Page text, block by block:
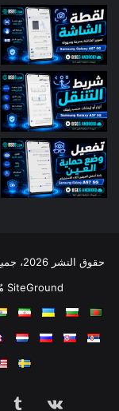
© حقوق النشر 2026، جميع الحقوق محفوظة |
SiteGround
Tumblr